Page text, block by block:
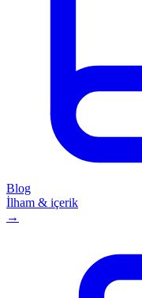
Blog
İlham & içerik
→